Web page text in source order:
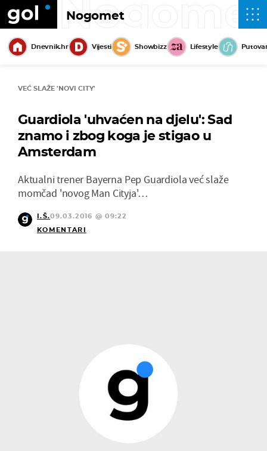
Nogomet
Dnevnik.hr Vijesti Showbizz Lifestyle
VEĆ SLAŽE 'NOVI CITY'
Guardiola 'uhvaćen na djelu': Sad
znamo i zbog koga je stigao u
Amsterdam
Aktualni trener Bayerna Pep Guardiola već slaže
momčad 'novog Man Cityja'…
I.Š.09.03.2016 @ 09:22
KOMENTARI